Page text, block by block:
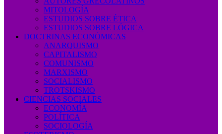
MITOLOGÍA
ESTUDIOS SOBRE ÉTICA
ESTUDIOS SOBRE LÓGICA
DOCTRINAS ECONÓMICAS
ANARQUISMO
CAPITALISMO
COMUNISMO
MARXISMO
SOCIALISMO
TROTSKISMO
CIENCIAS SOCIALES
ECONOMÍA
POLÍTICA
SOCIOLOGÍA